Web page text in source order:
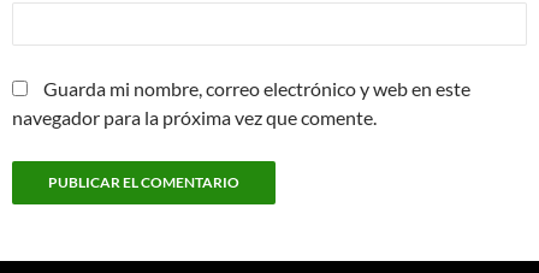
Guarda mi nombre, correo electrónico y web en este
navegador para la próxima vez que comente.